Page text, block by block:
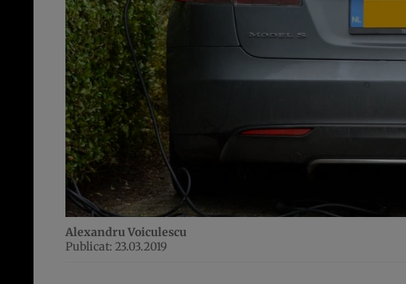
Alexandru Voiculescu
Publicat: 23.03.2019